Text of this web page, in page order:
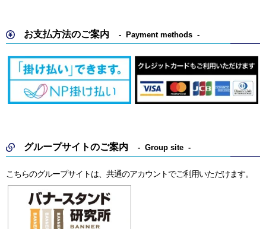
お支払方法のご案内 Payment methods
グループサイトのご案内 Group site
こちらのグループサイトは、共通のアカウントでご利用いただけます。